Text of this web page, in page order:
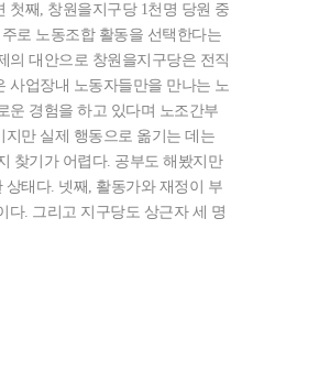
첫째, 창원을지구당 1천명 당원 중
로 노동조합 활동을 선택한다는
의 대안으로 창원을지구당은 전직
사업장내 노동자들만을 만나는 노
운 경험을 하고 있다며 노조간부
만 실제 행동으로 옮기는 데는
찾기가 어렵다. 공부도 해봤지만
태다. 넷째, 활동가와 재정이 부
다. 그리고 지구당도 상근자 세 명